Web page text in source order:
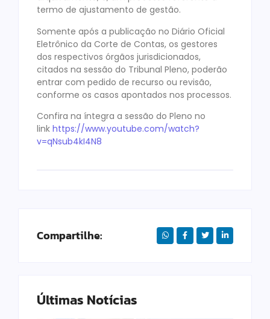
termo de ajustamento de gestão.
Somente após a publicação no Diário Oficial
Eletrônico da Corte de Contas, os gestores
dos respectivos órgãos jurisdicionados,
citados na sessão do Tribunal Pleno, poderão
entrar com pedido de recurso ou revisão,
conforme os casos apontados nos processos.
Confira na íntegra a sessão do Pleno no
link https://www.youtube.com/watch?
v=qNsub4kI4N8
Compartilhe:
Últimas Notícias